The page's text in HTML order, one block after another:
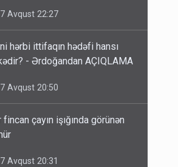
7 Avqust 22:27
hərbi ittifaqın hədəfi hansı
- Ərdoğandan AÇIQLAMA
7 Avqust 20:50
fincan çayın işığında görünən
7 Avqust 20:31